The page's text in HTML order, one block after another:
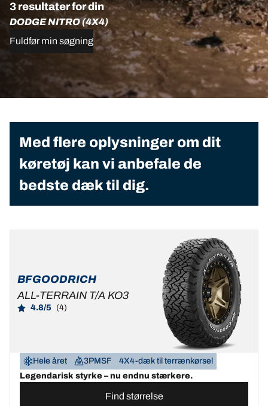
3 resultater for din
DODGE NITRO (4X4)
Fuldfør min søgning
Med flere oplysninger om dit
køretøj kan vi anbefale de
bedste dæk til dig.
BFGOODRICH
ALL-TERRAIN T/A KO3
4.8/5 (4)
Hele året 3PMSF
4X4-dæk til terrænkørsel
Legendarisk styrke – nu endnu stærkere.
Find størrelse